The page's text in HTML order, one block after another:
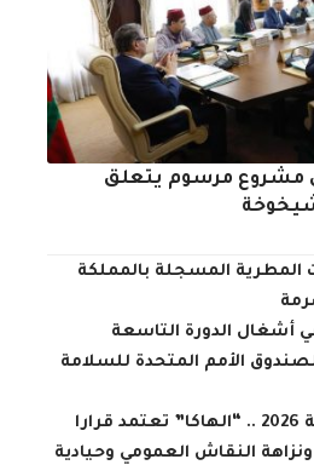
مشروع مرسوم يتعلق
المسجلة بالمملكة
أشغال الدورة التاسعة
الأمم المتحدة للسلامة
الانتخابات التشريعية 2026 .. “الهاكا” تعتمد قرارا
النقاش العمومي وحيادية